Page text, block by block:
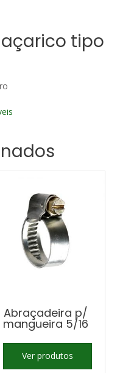
tipo
Abraçadeira p/
mangueira 5/16
Ver produtos